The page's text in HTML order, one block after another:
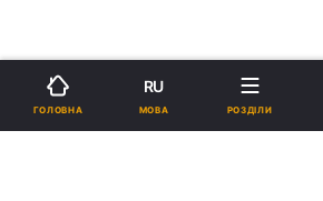
ГОЛОВНА
RU
МОВА РОЗДІЛИ